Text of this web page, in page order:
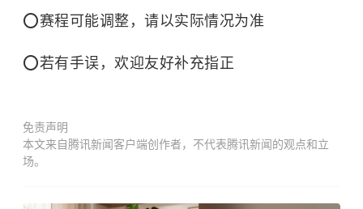
⭕️赛程可能调整，请以实际情况为准
⭕️若有手误，欢迎友好补充指正
免责声明
本文来自腾讯新闻客户端创作者，不代表腾讯新闻的观点和立
场。